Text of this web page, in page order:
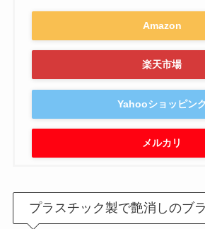
Amazon
楽天市場
Yahooショッピン
メルカリ
プラスチック製で艶消しのブ